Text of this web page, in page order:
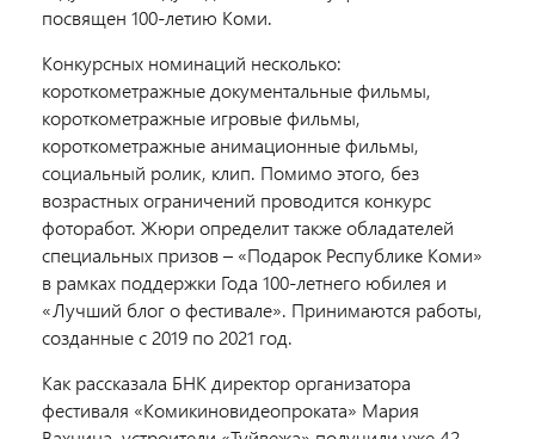
посвящен 100-летию Коми.
Конкурсных номинаций несколько:
короткометражные документальные фильмы,
короткометражные игровые фильмы,
короткометражные анимационные фильмы,
социальный ролик, клип. Помимо этого, без
возрастных ограничений проводится конкурс
фоторабот. Жюри определит также обладателей
специальных призов – «Подарок Республике Коми»
в рамках поддержки Года 100-летнего юбилея и
«Лучший блог о фестивале». Принимаются работы,
созданные с 2019 по 2021 год.
Как рассказала БНК директор организатора
фестиваля «Комикиновидеопроката» Мария